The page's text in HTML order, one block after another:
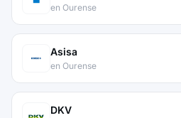
en Ourense
Asisa
en Ourense
DKV